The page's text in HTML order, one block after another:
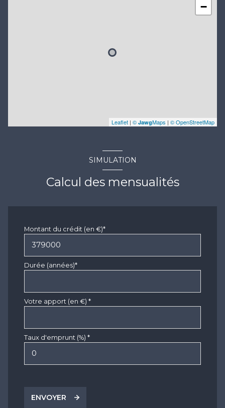
−
Leaflet | © JawgMaps | © OpenStreetMap
SIMULATION
Calcul des mensualités
Montant du crédit (en €)*
Durée (années)*
Votre apport (en €) *
Taux d'emprunt (%) *
ENVOYER